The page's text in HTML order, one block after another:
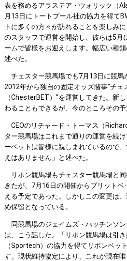
表を務めるアラステア・ウォリック（
月13日にトートプール社の協力を得て
トに多くの方々が訪れることを楽しみ
のスタッフで運営を開始し、彼らは5月
ームで皆様をお迎えします。幅広い種
述べた。
チェスター競馬場でも7月13日に競馬
2012年から独自の固定オッズ賭事"チェ
（ChesterBET）"を運営してきた。新
わることもできるが、今のところその予
CEOのリチャード・トーマス（
ター競馬場はこれまで通りの運営を続
ーベットは皆様に親しまれているので
えはありません」と述べた。
リポン競馬場もチェスター競馬場と
きたが、7月16日の開催からブリット
える予定であった。しかしこの変更は
め保留となっている。
同競馬場のジェイムズ・ハッチンソ
は、こう話した。「リポン競馬場は引
（Sportech）の協力を得てリポンベッ
す。現状維持協定により、これが現在